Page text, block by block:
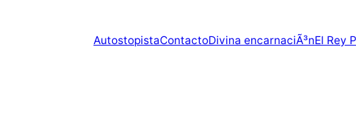
AutostopistaContactoDivina encarnaciÃ³nEl Rey